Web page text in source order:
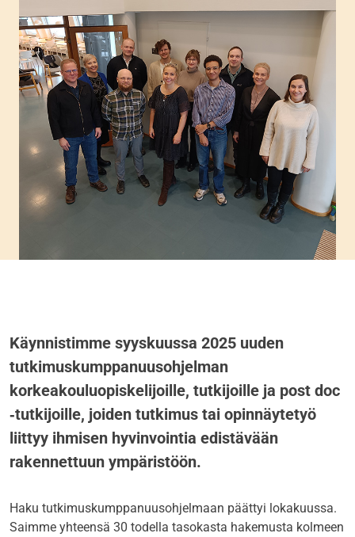
Käynnistimme syyskuussa 2025 uuden
tutkimuskumppanuusohjelman
korkeakouluopiskelijoille, tutkijoille ja post doc
‑tutkijoille, joiden tutkimus tai opinnäytetyö
liittyy ihmisen hyvinvointia edistävään
rakennettuun ympäristöön.
Haku tutkimuskumppanuusohjelmaan päättyi lokakuussa.
Saimme yhteensä 30 todella tasokasta hakemusta kolmeen